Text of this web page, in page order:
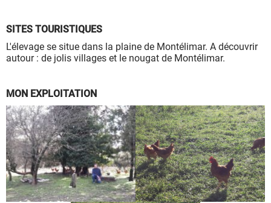
SITES TOURISTIQUES
L'élevage se situe dans la plaine de Montélimar. A découvrir
autour : de jolis villages et le nougat de Montélimar.
MON EXPLOITATION